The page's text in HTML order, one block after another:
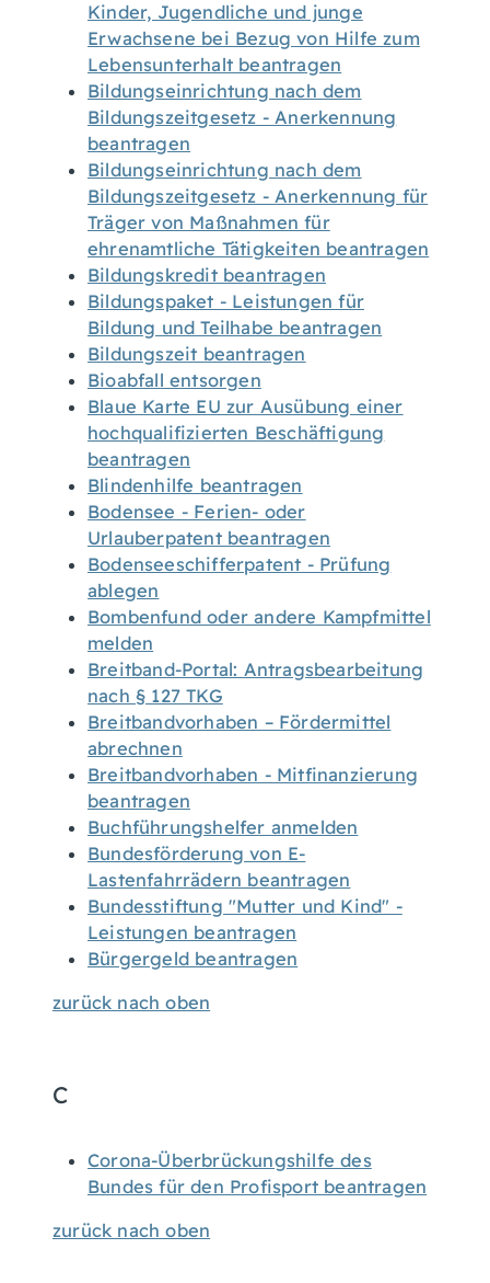
Kinder, Jugendliche und junge
Erwachsene bei Bezug von Hilfe zum
Lebensunterhalt beantragen
Bildungseinrichtung nach dem
Bildungszeitgesetz - Anerkennung
beantragen
Bildungseinrichtung nach dem
Bildungszeitgesetz - Anerkennung für
Träger von Maßnahmen für
ehrenamtliche Tätigkeiten beantragen
Bildungskredit beantragen
Bildungspaket - Leistungen für
Bildung und Teilhabe beantragen
Bildungszeit beantragen
Bioabfall entsorgen
Blaue Karte EU zur Ausübung einer
hochqualifizierten Beschäftigung
beantragen
Blindenhilfe beantragen
Bodensee - Ferien- oder
Urlauberpatent beantragen
Bodenseeschifferpatent - Prüfung
ablegen
Bombenfund oder andere Kampfmittel
melden
Breitband-Portal: Antragsbearbeitung
nach § 127 TKG
Breitbandvorhaben – Fördermittel
abrechnen
Breitbandvorhaben - Mitfinanzierung
beantragen
Buchführungshelfer anmelden
Bundesförderung von E-
Lastenfahrrädern beantragen
Bundesstiftung "Mutter und Kind" -
Leistungen beantragen
Bürgergeld beantragen
zurück nach oben
C
Corona-Überbrückungshilfe des
Bundes für den Profisport beantragen
zurück nach oben